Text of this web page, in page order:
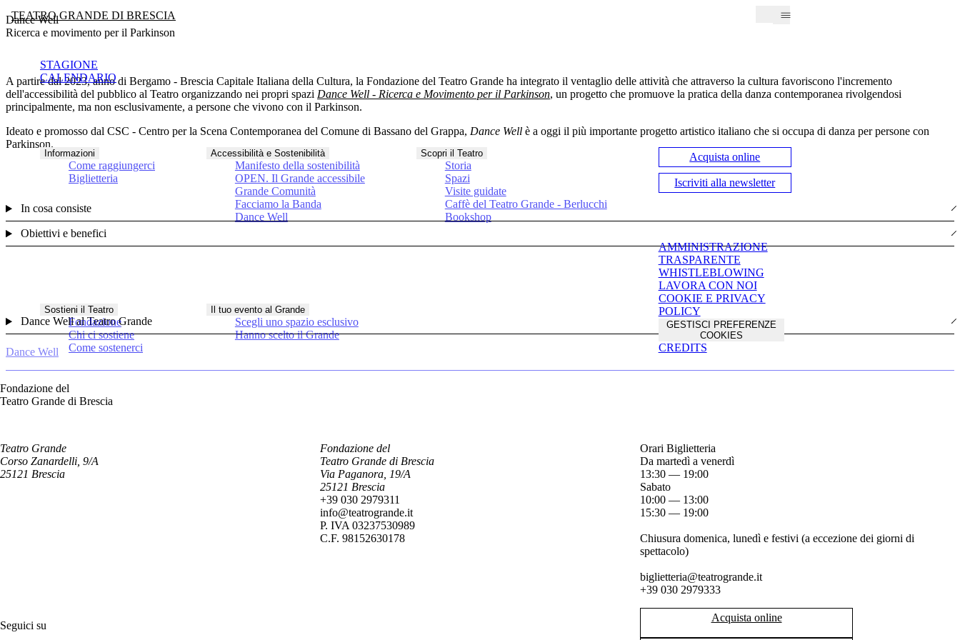
TEATRO GRANDE DI BRESCIA
STAGIONE
CALENDARIO
Informazioni
Come raggiungerci
Biglietteria
Accessibilità e Sostenibilità
Manifesto della sostenibilità
OPEN. Il Grande accessibile
Grande Comunità
Facciamo la Banda
Dance Well
Scopri il Teatro
Storia
Spazi
Visite guidate
Caffè del Teatro Grande - Berlucchi
Bookshop
Sostieni il Teatro
Fondazione
Chi ci sostiene
Come sostenerci
Il tuo evento al Grande
Scegli uno spazio esclusivo
Hanno scelto il Grande
Acquista online
Iscriviti alla newsletter
AMMINISTRAZIONE
TRASPARENTE
WHISTLEBLOWING
LAVORA CON NOI
COOKIE E PRIVACY
POLICY
GESTISCI PREFERENZE
COOKIES
CREDITS
Dance Well
Dance Well
Ricerca e movimento per il Parkinson
A partire dal 2023, anno di Bergamo - Brescia Capitale Italiana della Cultura, la Fondazione del Teatro Grande ha integrato il ventaglio delle attività che attraverso la cultura favoriscono l'incremento
dell'accessibilità del pubblico al Teatro organizzando nei propri spazi Dance Well - Ricerca e Movimento per il Parkinson, un progetto che promuove la pratica della danza contemporanea rivolgendosi
principalmente, ma non esclusivamente, a persone che vivono con il Parkinson.
Ideato e promosso dal CSC - Centro per la Scena Contemporanea del Comune di Bassano del Grappa, Dance Well è a oggi il più importante progetto artistico italiano che si occupa di danza per persone con
Parkinson.
In cosa consiste
Obiettivi e benefici
Dance Well al Teatro Grande
Fondazione del
Teatro Grande di Brescia
Teatro Grande
Corso Zanardelli, 9/A
25121 Brescia
Fondazione del
Teatro Grande di Brescia
Via Paganora, 19/A
25121 Brescia
+39 030 2979311
info@teatrogrande.it
P. IVA 03237530989
C.F. 98152630178
Orari Biglietteria
Da martedì a venerdì
13:30 — 19:00
Sabato
10:00 — 13:00
15:30 — 19:00
Chiusura domenica, lunedì e festivi (a eccezione dei giorni di
spettacolo)
biglietteria@teatrogrande.it
+39 030 2979333
Acquista online
Seguici su